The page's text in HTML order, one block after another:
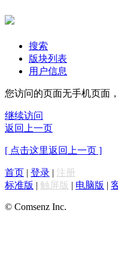
搜索
版块列表
用户信息
您访问的页面无手机页面
继续访问
返回上一页
[ 点击这里返回上一页 ]
首页 | 登录 | 注册
标准版 | 触屏版 | 电脑版 |
© Comsenz Inc.